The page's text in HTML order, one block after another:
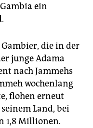
ein
die in der
junge Adama
nach Jammehs
wochenlang
flohen erneut
Land, bei
1,8 Millionen.